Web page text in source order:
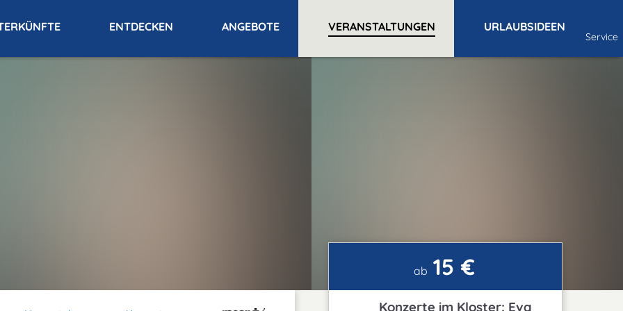
ENTDECKEN ANGEBOTE VERANSTALTUNGEN URLAUBSIDEEN
Service
ab 15 €
Konzerte im Kloster: Eva